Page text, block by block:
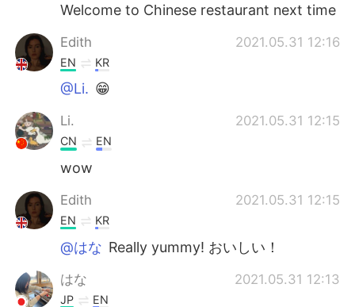
Welcome to Chinese restaurant next time
Edith 2021.05.31 12:16
EN KR
@Li. 😁
Li. 2021.05.31 12:15
CN EN
wow
Edith 2021.05.31 12:15
EN KR
@はな Really yummy! おいしい！
はな 2021.05.31 12:13
JP EN